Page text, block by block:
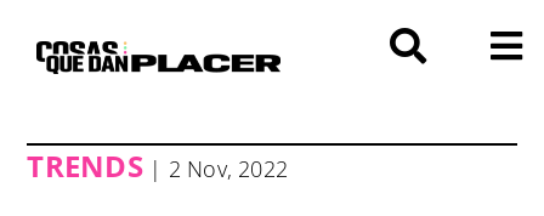
contenido
TRENDS| 2 Nov, 2022